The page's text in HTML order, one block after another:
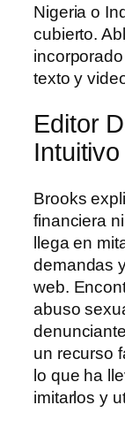
Nigeria o
cubierto.
texto y
Editor
Intuitivo
Brooks
financiera
llega en
demandas
web.
abuso
un recurso
lo que ha
imitarlos y